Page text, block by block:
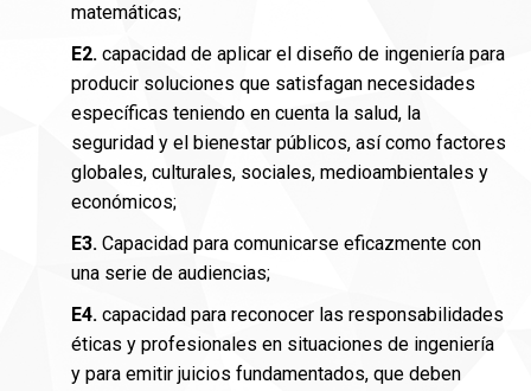
matemáticas;
E2. capacidad de aplicar el diseño de ingeniería para
producir soluciones que satisfagan necesidades
específicas teniendo en cuenta la salud, la
seguridad y el bienestar públicos, así como factores
globales, culturales, sociales, medioambientales y
económicos;
E3. Capacidad para comunicarse eficazmente con
una serie de audiencias;
E4. capacidad para reconocer las responsabilidades
éticas y profesionales en situaciones de ingeniería
y para emitir juicios fundamentados, que deben